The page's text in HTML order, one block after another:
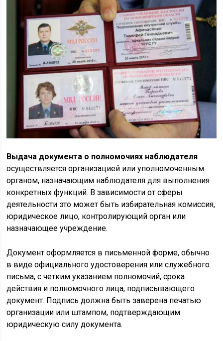
Выдача документа о полномочиях наблюдателя
осуществляется организацией или уполномоченным
органом, назначающим наблюдателя для выполнения
конкретных функций. В зависимости от сферы
деятельности это может быть избирательная комиссия,
юридическое лицо, контролирующий орган или
назначающее учреждение.
Документ оформляется в письменной форме, обычно
в виде официального удостоверения или служебного
письма, с четким указанием полномочий, срока
действия и полномочного лица, подписывающего
документ. Подпись должна быть заверена печатью
организации или штампом, подтверждающим
юридическую силу документа.